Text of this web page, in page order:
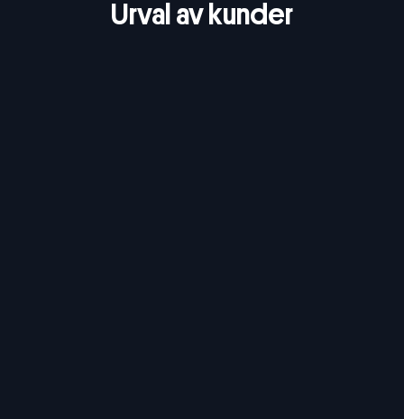
Urval av kunder